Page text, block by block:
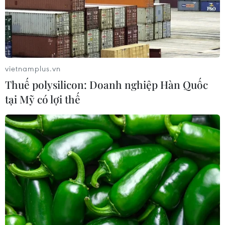
Hàn Quốc đầu tư xây “Thung lũng
K-Vietnam” gắn với hậu duệ dòng họ
Lý
07/08/2026 06:30
Liên kết "ba nhà": Động lực thúc đẩy
đổi mới sáng tạo và nâng cao chất
lượng FDI
07/08/2026 05:48
BSR phối trộn thành công dầu Diesel
sinh học B5 và B10
07/08/2026 05:02
vietnamplus.vn
Thuế polysilicon: Doanh nghiệp Hàn Quốc
tại Mỹ có lợi thế